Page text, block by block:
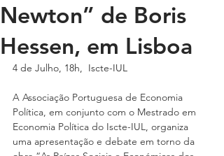
Newton” de Boris
Hessen, em Lisboa
4 de Julho, 18h,  Iscte-IUL
A Associação Portuguesa de Economia
Política, em conjunto com o Mestrado em
Economia Política do Iscte-IUL, organiza
uma apresentação e debate em torno da